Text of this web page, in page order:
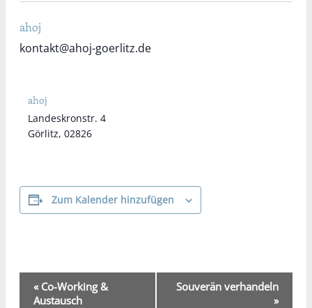
ahoj
kontakt@ahoj-goerlitz.de
ahoj
Landeskronstr. 4
Görlitz, 02826
Zum Kalender hinzufügen
Veranstaltung-
Navigation
«Co-Working &
Austausch
Souverän verhandeln
»